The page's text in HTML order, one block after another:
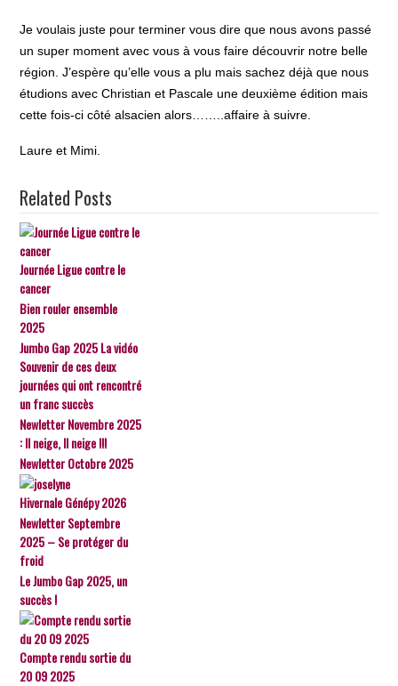
Je voulais juste pour terminer vous dire que nous avons passé
un super moment avec vous à vous faire découvrir notre belle
région. J’espère qu’elle vous a plu mais sachez déjà que nous
étudions avec Christian et Pascale une deuxième édition mais
cette fois-ci côté alsacien alors……..affaire à suivre.
Laure et Mimi.
Related Posts
Journée Ligue contre le
cancer
Bien rouler ensemble
2025
Jumbo Gap 2025 La vidéo
Souvenir de ces deux
journées qui ont rencontré
un franc succès
Newletter Novembre 2025
: Il neige, Il neige !!!
Newletter Octobre 2025
Hivernale Génépy 2026
Newletter Septembre
2025 – Se protéger du
froid
Le Jumbo Gap 2025, un
succès !
Compte rendu sortie du
20 09 2025